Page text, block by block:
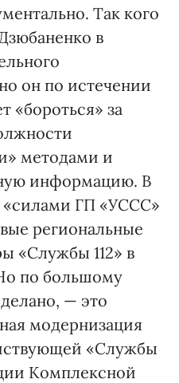
Так кого
в
он по истечении
«бороться» за
методами и
информацию. В
«силами ГП «УССС»
региональные
«Службы 112» в
по большому
— это
модернизация
«Службы
Комплексной